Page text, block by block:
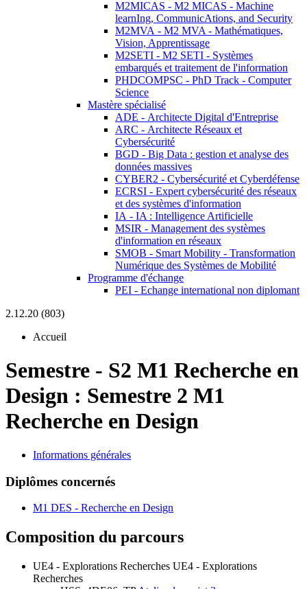
M2MICAS - M2 MICAS - Machine
learnIng, CommunicAtions, and Security
M2MVA - M2 MVA - Mathématiques,
Vision, Apprentissage
M2SETI - M2 SETI - Systèmes
embarqués et traitement de l'information
PHDCOMPSC - PhD Track - Computer
Science
Mastère spécialisé
ADE - Architecte Digital d'Entreprise
ARC - Architecte Réseaux et
Cybersécurité
BGD - Big Data : gestion et analyse des
données massives
CYBER2 - Cybersécurité et Cyberdéfense
ECRSI - Expert cybersécurité des réseaux
et des systèmes d'information
IA - IA : Intelligence Artificielle
MSIR - Management des systèmes
d'information en réseaux
SMOB - Smart Mobility - Transformation
Numérique des Systèmes de Mobilité
Programme d'échange
PEI - Echange international non diplomant
2.12.20 (803)
Accueil
Semestre - S2 M1 Recherche en
Design : Semestre 2 M1
Recherche en Design
Informations générales
Diplômes concernés
M1 DES - Recherche en Design
Composition du parcours
UE4 - Explorations Recherches UE4 - Explorations
Recherches